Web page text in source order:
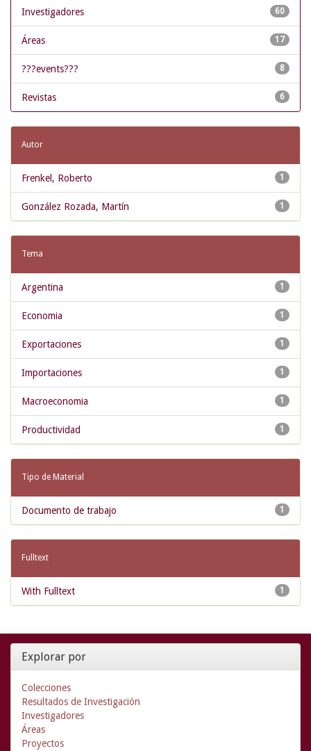
60
Investigadores
17
Áreas
8
???events???
6
Revistas
Autor
1
Frenkel, Roberto
1
González Rozada, Martín
Tema
1
Argentina
1
Economia
1
Exportaciones
1
Importaciones
1
Macroeconomia
1
Productividad
Tipo de Material
1
Documento de trabajo
Fulltext
1
With Fulltext
Explorar por
Colecciones
Resultados de Investigación
Investigadores
Áreas
Proyectos